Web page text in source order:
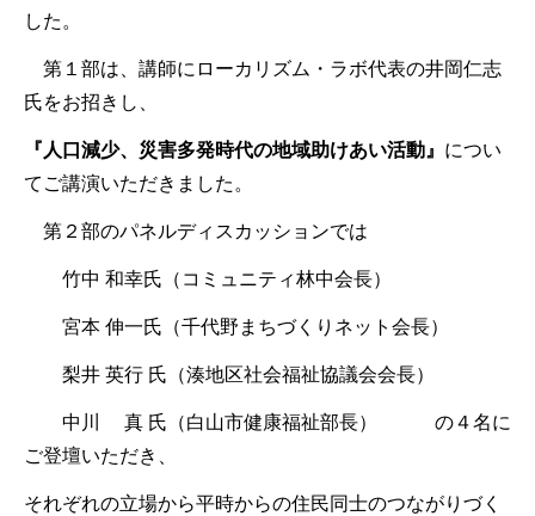
した。
第１部は、講師にローカリズム・ラボ代表の井岡仁志
氏をお招きし、
『人口減少、災害多発時代の地域助けあい活動』 につい
てご講演いただきました。
第２部のパネルディスカッションでは
竹中 和幸氏（コミュニティ林中会長）
宮本 伸一氏（千代野まちづくりネット会長）
梨井 英行 氏（湊地区社会福祉協議会会長）
中川 真 氏（白山市健康福祉部長） の４名に
ご登壇いただき、
それぞれの立場から平時からの住民同士のつながりづく